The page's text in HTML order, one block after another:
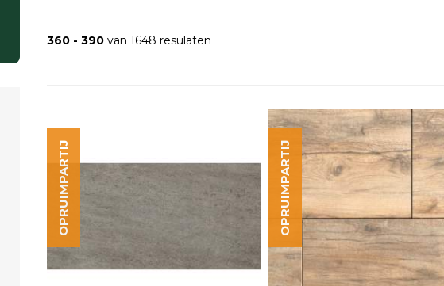
360 - 390van 1648 resulaten
OPRUIMPARTIJ OPRUIMPARTIJ